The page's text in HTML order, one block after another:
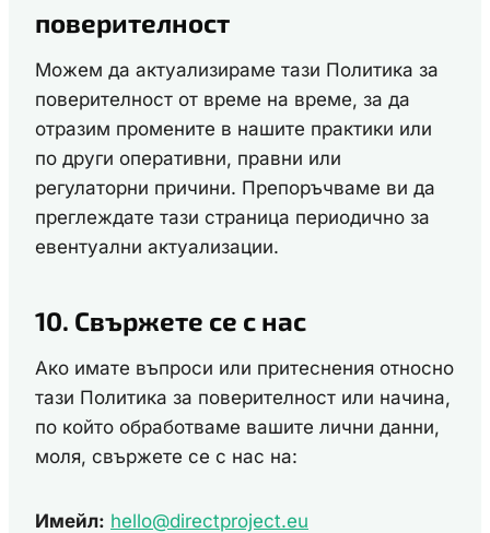
поверителност
Можем да актуализираме тази Политика за
поверителност от време на време, за да
отразим промените в нашите практики или
по други оперативни, правни или
регулаторни причини. Препоръчваме ви да
преглеждате тази страница периодично за
евентуални актуализации.
10. Свържете се с нас
Ако имате въпроси или притеснения относно
тази Политика за поверителност или начина,
по който обработваме вашите лични данни,
моля, свържете се с нас на:
Имейл: hello@directproject.eu